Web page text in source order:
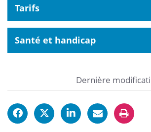
Tarifs
Santé et handicap
Dernière